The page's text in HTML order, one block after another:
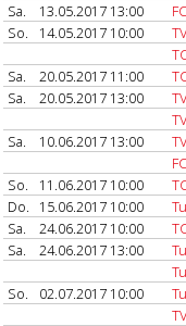
Sa.
13.05.2017 13:00
So.
14.05.2017 10:00
Sa.
20.05.2017 11:00
Sa.
20.05.2017 13:00
Sa.
10.06.2017 13:00
So.
11.06.2017 10:00
Do.
15.06.2017 10:00
Sa.
24.06.2017 10:00
Sa.
24.06.2017 13:00
So.
02.07.2017 10:00